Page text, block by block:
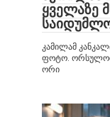
ყველაზე
კამილამ
ფოტო.
ორი